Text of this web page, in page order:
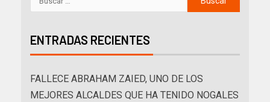
ENTRADAS RECIENTES
FALLECE ABRAHAM ZAIED, UNO DE LOS
MEJORES ALCALDES QUE HA TENIDO NOGALES